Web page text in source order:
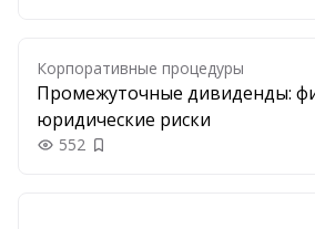
Корпоративные процедуры
Промежуточные дивиденды:
юридические риски
552 Добавить в закладки